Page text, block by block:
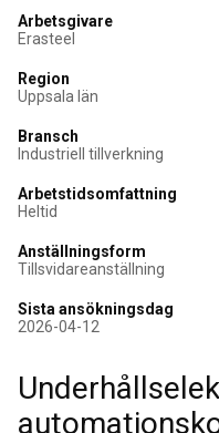
Arbetsgivare
Erasteel
Region
Uppsala län
Bransch
Industriell tillverkning
Arbetstidsomfattning
Heltid
Anställningsform
Tillsvidareanställning
Sista ansökningsdag
2026-04-12